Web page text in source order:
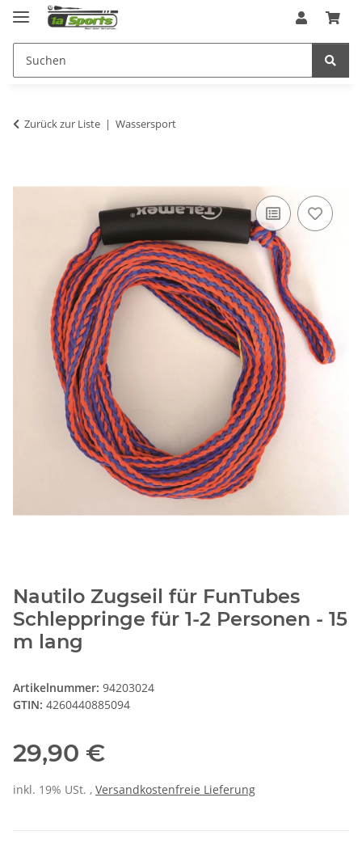
Zurück zur Liste Wassersport
Nautilo Zugseil für FunTubes
Schleppringe für 1-2 Personen - 15
m lang
Artikelnummer: 94203024
GTIN: 4260440885094
29,90 €
inkl. 19% USt. , Versandkostenfreie Lieferung